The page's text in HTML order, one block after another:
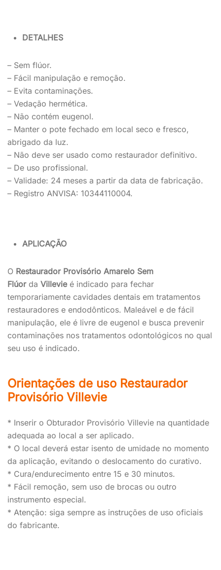
DETALHES
– Sem flúor.
– Fácil manipulação e remoção.
– Evita contaminações.
– Vedação hermética.
– Não contém eugenol.
– Manter o pote fechado em local seco e fresco,
abrigado da luz.
– Não deve ser usado como restaurador definitivo.
– De uso profissional.
– Validade: 24 meses a partir da data de fabricação.
– Registro ANVISA: 10344110004.
APLICAÇÃO
O Restaurador Provisório Amarelo Sem
Flúor da Villevie é indicado para fechar
temporariamente cavidades dentais em tratamentos
restauradores e endodônticos. Maleável e de fácil
manipulação, ele é livre de eugenol e busca prevenir
contaminações nos tratamentos odontológicos no qual
seu uso é indicado.
Orientações de uso Restaurador
Provisório Villevie
* Inserir o Obturador Provisório Villevie na quantidade
adequada ao local a ser aplicado.
* O local deverá estar isento de umidade no momento
da aplicação, evitando o deslocamento do curativo.
* Cura/endurecimento entre 15 e 30 minutos.
* Fácil remoção, sem uso de brocas ou outro
instrumento especial.
* Atenção: siga sempre as instruções de uso oficiais
do fabricante.